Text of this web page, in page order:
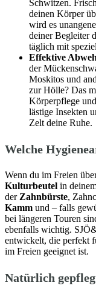
Schwitzen.
deinen Körper
wird es
deiner Begleiter
täglich mit
Effektive
der
Moskitos und
zur Hölle? Das
Körperpflege
lästige Insekten
Zelt deine Ruhe.
Welche
Wenn du im Freien
Kulturbeutel in
der Zahnbürste,
Kamm und – falls
bei längeren Touren
ebenfalls wichtig.
entwickelt, die perfekt
im Freien geeignet ist.
Natürlich